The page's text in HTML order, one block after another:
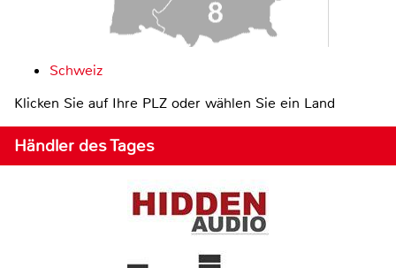
Schweiz
Klicken Sie auf Ihre PLZ oder wählen Sie ein Land
Händler des Tages